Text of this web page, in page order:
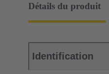
Détails du produit
Identification